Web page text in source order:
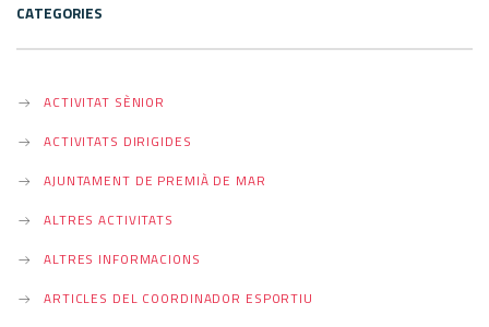
CATEGORIES
ACTIVITAT SÈNIOR
ACTIVITATS DIRIGIDES
AJUNTAMENT DE PREMIÀ DE MAR
ALTRES ACTIVITATS
ALTRES INFORMACIONS
ARTICLES DEL COORDINADOR ESPORTIU